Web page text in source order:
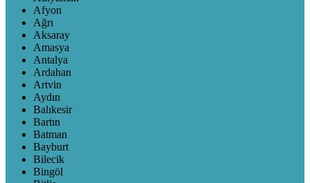
Afyon
Ağrı
Aksaray
Amasya
Antalya
Ardahan
Artvin
Aydın
Balıkesir
Bartın
Batman
Bayburt
Bilecik
Bingöl